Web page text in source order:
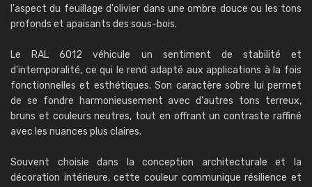
l'aspect du feuillage d'olivier dans une ombre douce ou les tons
profonds et apaisants des sous-bois.
Le RAL 6012 véhicule un sentiment de stabilité et
d'intemporalité, ce qui le rend adapté aux applications à la fois
fonctionnelles et esthétiques. Son caractère sobre lui permet
de se fondre harmonieusement avec d'autres tons terreux,
bruns et couleurs neutres, tout en offrant un contraste raffiné
avec les nuances plus claires.
Souvent choisie dans la conception architecturale et la
décoration intérieure, cette couleur communique résilience et